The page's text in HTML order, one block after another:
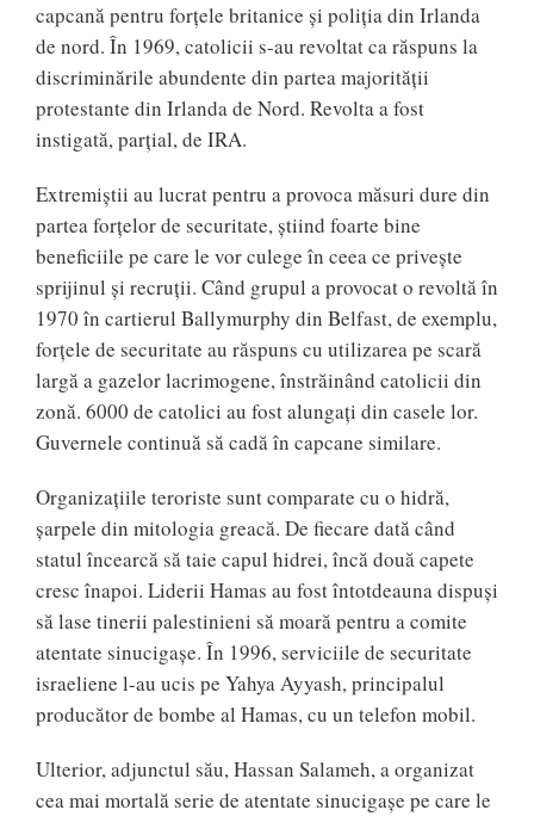
capcană pentru forțele britanice și poliția din Irlanda
de nord. În 1969, catolicii s-au revoltat ca răspuns la
discriminările abundente din partea majorității
protestante din Irlanda de Nord. Revolta a fost
instigată, parțial, de IRA.
Extremiștii au lucrat pentru a provoca măsuri dure din
partea forțelor de securitate, știind foarte bine
beneficiile pe care le vor culege în ceea ce privește
sprijinul și recruții. Când grupul a provocat o revoltă în
1970 în cartierul Ballymurphy din Belfast, de exemplu,
forțele de securitate au răspuns cu utilizarea pe scară
largă a gazelor lacrimogene, înstrăinând catolicii din
zonă. 6000 de catolici au fost alungați din casele lor.
Guvernele continuă să cadă în capcane similare.
Organizațiile teroriste sunt comparate cu o hidră,
șarpele din mitologia greacă. De fiecare dată când
statul încearcă să taie capul hidrei, încă două capete
cresc înapoi. Liderii Hamas au fost întotdeauna dispuși
să lase tinerii palestinieni să moară pentru a comite
atentate sinucigașe. În 1996, serviciile de securitate
israeliene l-au ucis pe Yahya Ayyash, principalul
producător de bombe al Hamas, cu un telefon mobil.
Ulterior, adjunctul său, Hassan Salameh, a organizat
cea mai mortală serie de atentate sinucigașe pe care le